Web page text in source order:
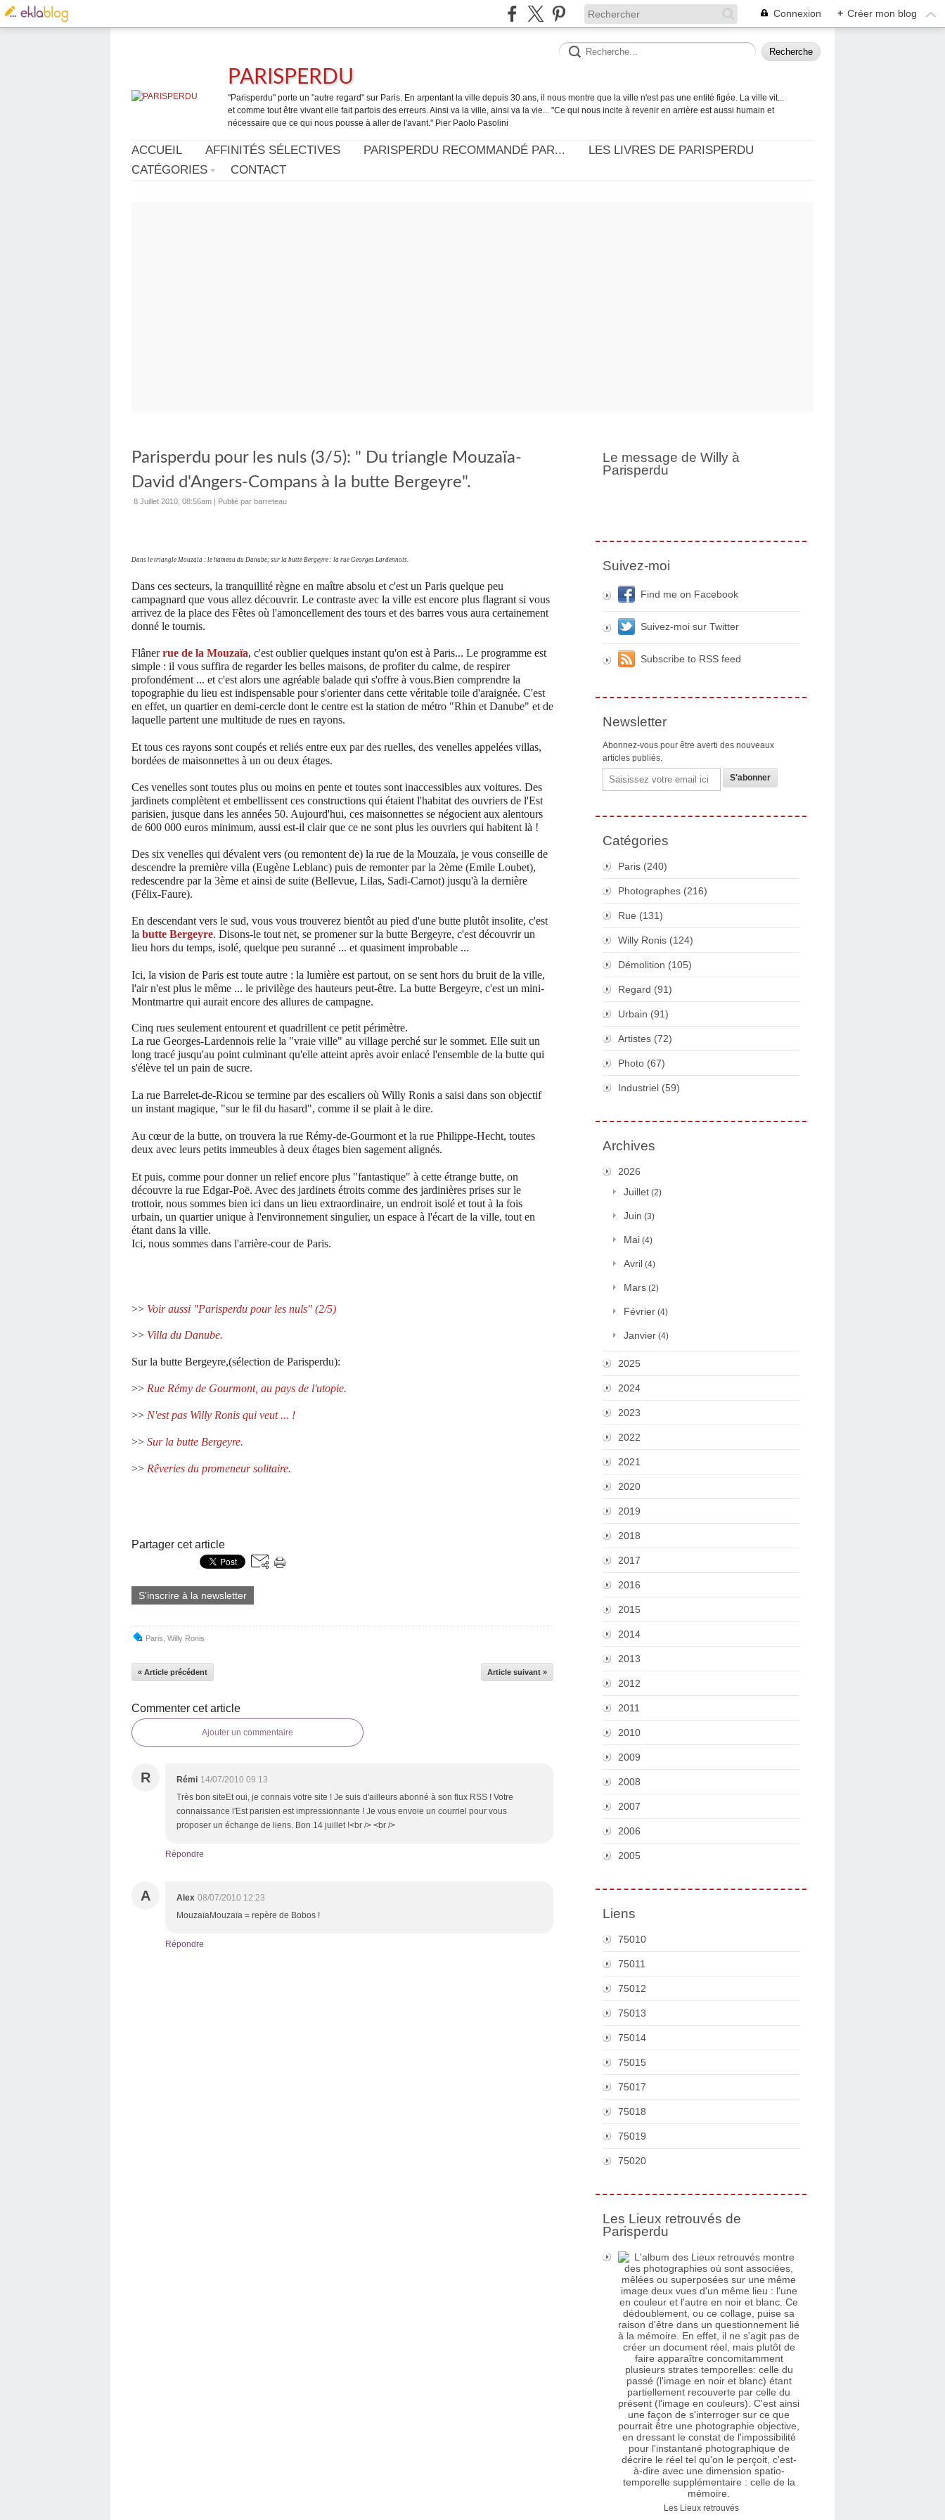
Connexion + Créer mon blog
PARISPERDU
"Parisperdu" porte un "autre regard" sur Paris. En arpentant la ville depuis 30 ans, il nous montre que la ville n'est pas une entité figée. La ville vit...
et comme tout être vivant elle fait parfois des erreurs. Ainsi va la ville, ainsi va la vie... "Ce qui nous incite à revenir en arrière est aussi humain et
nécessaire que ce qui nous pousse à aller de l'avant." Pier Paolo Pasolini
ACCUEIL AFFINITÉS SÉLECTIVES PARISPERDU RECOMMANDÉ PAR...
LES LIVRES DE PARISPERDU
CATÉGORIES
CONTACT
Parisperdu pour les nuls (3/5): " Du triangle Mouzaïa-
David d'Angers-Compans à la butte Bergeyre".
8 Juillet 2010, 08:56am | Publié par barreteau
Dans le triangle Mouzaïa : le hameau du Danube; sur la butte Bergeyre : la rue Georges Lardennois.
Dans ces secteurs, la tranquillité règne en maître absolu et c'est un Paris quelque peu
campagnard que vous allez découvrir. Le contraste avec la ville est encore plus flagrant si vous
arrivez de la place des Fêtes où l'amoncellement des tours et des barres vous aura certainement
donné le tournis.
Flânerrue de la Mouzaïa, c'est oublier quelques instant qu'on est à Paris... Le programme est
simple : il vous suffira de regarder les belles maisons, de profiter du calme, de respirer
profondément ... et c'est alors une agréable balade qui s'offre à vous.Bien comprendre la
topographie du lieu est indispensable pour s'orienter dans cette véritable toile d'araignée. C'est
en effet, un quartier en demi-cercle dont le centre est la station de métro "Rhin et Danube" et de
laquelle partent une multitude de rues en rayons.
Et tous ces rayons sont coupés et reliés entre eux par des ruelles, des venelles appelées villas,
bordées de maisonnettes à un ou deux étages.
Ces venelles sont toutes plus ou moins en pente et toutes sont inaccessibles aux voitures. Des
jardinets complètent et embellissent ces constructions qui étaient l'habitat des ouvriers de l'Est
parisien, jusque dans les années 50. Aujourd'hui, ces maisonnettes se négocient aux alentours
de 600 000 euros minimum, aussi est-il clair que ce ne sont plus les ouvriers qui habitent là !
Des six venelles qui dévalent vers (ou remontent de) la rue de la Mouzaïa, je vous conseille de
descendre la première villa (Eugène Leblanc) puis de remonter par la 2ème (Emile Loubet),
redescendre par la 3ème et ainsi de suite (Bellevue, Lilas, Sadi-Carnot) jusqu'à la dernière
(Félix-Faure).
En descendant vers le sud, vous vous trouverez bientôt au pied d'une butte plutôt insolite, c'est
la butte Bergeyre. Disons-le tout net, se promener sur la butte Bergeyre, c'est découvrir un
lieu hors du temps, isolé, quelque peu suranné ... et quasiment improbable ...
Ici, la vision de Paris est toute autre : la lumière est partout, on se sent hors du bruit de la ville,
l'air n'est plus le même ... le privilège des hauteurs peut-être. La butte Bergeyre, c'est un mini-
Montmartre qui aurait encore des allures de campagne.
Cinq rues seulement entourent et quadrillent ce petit périmètre.
La rue Georges-Lardennois relie la "vraie ville" au village perché sur le sommet. Elle suit un
long tracé jusqu'au point culminant qu'elle atteint après avoir enlacé l'ensemble de la butte qui
s'élève tel un pain de sucre.
La rue Barrelet-de-Ricou se termine par des escaliers où Willy Ronis a saisi dans son objectif
un instant magique, "sur le fil du hasard", comme il se plait à le dire.
Au cœur de la butte, on trouvera la rue Rémy-de-Gourmont et la rue Philippe-Hecht, toutes
deux avec leurs petits immeubles à deux étages bien sagement alignés.
Et puis, comme pour donner un relief encore plus "fantastique" à cette étrange butte, on
découvre la rue Edgar-Poë. Avec des jardinets étroits comme des jardinières prises sur le
trottoir, nous sommes bien ici dans un lieu extraordinaire, un endroit isolé et tout à la fois
urbain, un quartier unique à l'environnement singulier, un espace à l'écart de la ville, tout en
étant dans la ville.
Ici, nous sommes dans l'arrière-cour de Paris.
>> Voir aussi "Parisperdu pour les nuls" (2/5)
>> Villa du Danube.
Sur la butte Bergeyre,(sélection de Parisperdu):
>> Rue Rémy de Gourmont, au pays de l'utopie.
>> N'est pas Willy Ronis qui veut ... !
>> Sur la butte Bergeyre.
>> Rêveries du promeneur solitaire.
Partager cet article
S'inscrire à la newsletter
Paris Willy Ronis
« Article précédent Article suivant »
Commenter cet article
Ajouter un commentaire
R Rémi 14/07/2010 09:13
Très bon siteEt oui, je connais votre site ! Je suis d'ailleurs abonné à son flux RSS ! Votre
connaissance l'Est parisien est impressionnante ! Je vous envoie un courriel pour vous
proposer un échange de liens. Bon 14 juillet !<br /> <br />
Répondre
A Alex 08/07/2010 12:23
MouzaïaMouzaïa = repère de Bobos !
Répondre
Le message de Willy à
Parisperdu
Suivez-moi
Find me on Facebook
Suivez-moi sur Twitter
Subscribe to RSS feed
Newsletter
Abonnez-vous pour être averti des nouveaux
articles publiés.
Email
Catégories
Paris (240)
Photographes (216)
Rue (131)
Willy Ronis (124)
Démolition (105)
Regard (91)
Urbain (91)
Artistes (72)
Photo (67)
Industriel (59)
Archives
2026
Juillet (2)
Juin (3)
Mai (4)
Avril (4)
Mars (2)
Février (4)
Janvier (4)
2025
2024
2023
2022
2021
2020
2019
2018
2017
2016
2015
2014
2013
2012
2011
2010
2009
2008
2007
2006
2005
Liens
75010
75011
75012
75013
75014
75015
75017
75018
75019
75020
Les Lieux retrouvés de
Parisperdu
Les Lieux retrouvés